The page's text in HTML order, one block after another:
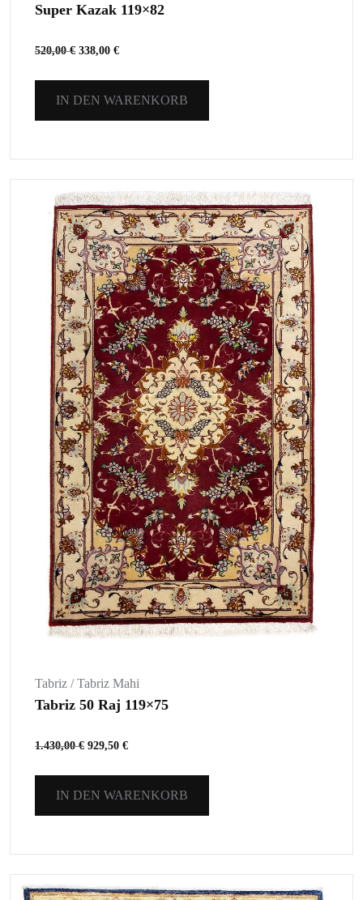
Super Kazak 119×82
520,00€ 338,00 €
IN DEN WARENKORB
Tabriz / Tabriz Mahi
Tabriz 50 Raj 119×75
1.430,00€ 929,50 €
IN DEN WARENKORB